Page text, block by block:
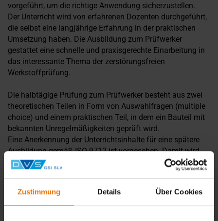
Zustimmung Details Über Cookies
vorgeführt, um die richtige Anwendung sicherzustellen.
Der Unterricht wird von erfahrenen Dozenten durchgeführt,
die selbst eine langjährige Erfahrung in der praktischen
Umsetzung haben. Die Ausbildung zum Prüfwerker
gestattet eine schnelle und praxisgerechte Einarbeitung in
das interessante Thema der zerstörungsfreien
Werkstoffprüfung.
Die halbtägige Prüfung zum Prüfwerker besteht aus zwei
theoretischen Teilen in Form von Auswahlfragen (multiple
choice) und einem praktischen Teil, in dem ein Bauteil mit
bekannten Unregelmäßigkeiten geprüft wird.
Eine Anerkennung der Unterrichtsinhalte für eine spätere
Ausbildung gemäß ISO 9712 ist vorgesehen. Damit wird
dem Teilnehmer, der erste Unterrichtstag mit einer
innerbetriebliche Prüfungen zur Qualitätssicherung
durchzuführen. Immer wenn eine Qualifizierung gemäß